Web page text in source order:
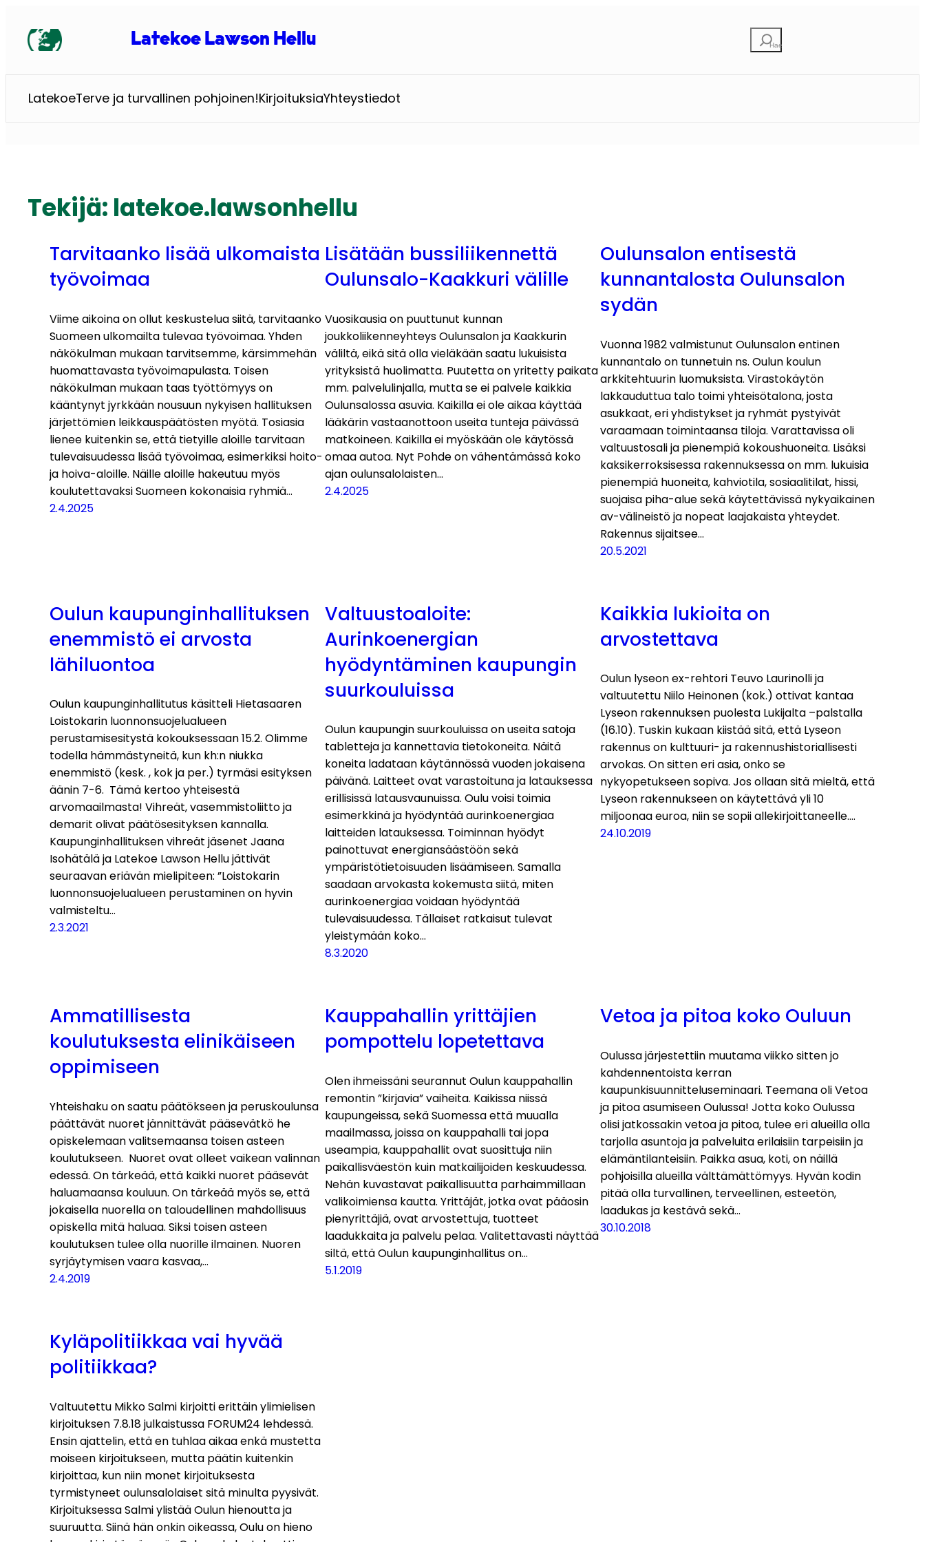
sisältöön
Latekoe Lawson Hellu Etsi
LatekoeTerve ja turvallinen pohjoinen!KirjoituksiaYhteystiedot
Tekijä: latekoe.lawsonhellu
Tarvitaanko lisää ulkomaista
työvoimaa
Viime aikoina on ollut keskustelua siitä, tarvitaanko
Suomeen ulkomailta tulevaa työvoimaa. Yhden
näkökulman mukaan tarvitsemme, kärsimmehän
huomattavasta työvoimapulasta. Toisen
näkökulman mukaan taas työttömyys on
kääntynyt jyrkkään nousuun nykyisen hallituksen
järjettömien leikkauspäätösten myötä. Tosiasia
lienee kuitenkin se, että tietyille aloille tarvitaan
tulevaisuudessa lisää työvoimaa, esimerkiksi hoito-
ja hoiva-aloille. Näille aloille hakeutuu myös
koulutettavaksi Suomeen kokonaisia ryhmiä…
2.4.2025
Lisätään bussiliikennettä
Oulunsalo-Kaakkuri välille
Vuosikausia on puuttunut kunnan
joukkoliikenneyhteys Oulunsalon ja Kaakkurin
väliltä, eikä sitä olla vieläkään saatu lukuisista
yrityksistä huolimatta. Puutetta on yritetty paikata
mm. palvelulinjalla, mutta se ei palvele kaikkia
Oulunsalossa asuvia. Kaikilla ei ole aikaa käyttää
lääkärin vastaanottoon useita tunteja päivässä
matkoineen. Kaikilla ei myöskään ole käytössä
omaa autoa. Nyt Pohde on vähentämässä koko
ajan oulunsalolaisten…
2.4.2025
Oulunsalon entisestä
kunnantalosta Oulunsalon
sydän
Vuonna 1982 valmistunut Oulunsalon entinen
kunnantalo on tunnetuin ns. Oulun koulun
arkkitehtuurin luomuksista. Virastokäytön
lakkauduttua talo toimi yhteisötalona, josta
asukkaat, eri yhdistykset ja ryhmät pystyivät
varaamaan toimintaansa tiloja. Varattavissa oli
valtuustosali ja pienempiä kokoushuoneita. Lisäksi
kaksikerroksisessa rakennuksessa on mm. lukuisia
pienempiä huoneita, kahviotila, sosiaalitilat, hissi,
suojaisa piha-alue sekä käytettävissä nykyaikainen
av-välineistö ja nopeat laajakaista yhteydet.
Rakennus sijaitsee…
20.5.2021
Oulun kaupunginhallituksen
enemmistö ei arvosta
lähiluontoa
Oulun kaupunginhallitutus käsitteli Hietasaaren
Loistokarin luonnonsuojelualueen
perustamisesitystä kokouksessaan 15.2. Olimme
todella hämmästyneitä, kun kh:n niukka
enemmistö (kesk. , kok ja per.) tyrmäsi esityksen
äänin 7-6. Tämä kertoo yhteisestä
arvomaailmasta! Vihreät, vasemmistoliitto ja
demarit olivat päätösesityksen kannalla.
Kaupunginhallituksen vihreät jäsenet Jaana
Isohätälä ja Latekoe Lawson Hellu jättivät
seuraavan eriävän mielipiteen: ”Loistokarin
luonnonsuojelualueen perustaminen on hyvin
valmisteltu…
2.3.2021
Valtuustoaloite:
Aurinkoenergian
hyödyntäminen kaupungin
suurkouluissa
Oulun kaupungin suurkouluissa on useita satoja
tabletteja ja kannettavia tietokoneita. Näitä
koneita ladataan käytännössä vuoden jokaisena
päivänä. Laitteet ovat varastoituna ja latauksessa
erillisissä latausvaunuissa. Oulu voisi toimia
esimerkkinä ja hyödyntää aurinkoenergiaa
laitteiden latauksessa. Toiminnan hyödyt
painottuvat energiansäästöön sekä
ympäristötietoisuuden lisäämiseen. Samalla
saadaan arvokasta kokemusta siitä, miten
aurinkoenergiaa voidaan hyödyntää
tulevaisuudessa. Tällaiset ratkaisut tulevat
yleistymään koko…
8.3.2020
Kaikkia lukioita on
arvostettava
Oulun lyseon ex-rehtori Teuvo Laurinolli ja
valtuutettu Niilo Heinonen (kok.) ottivat kantaa
Lyseon rakennuksen puolesta Lukijalta –palstalla
(16.10). Tuskin kukaan kiistää sitä, että Lyseon
rakennus on kulttuuri- ja rakennushistoriallisesti
arvokas. On sitten eri asia, onko se
nykyopetukseen sopiva. Jos ollaan sitä mieltä, että
Lyseon rakennukseen on käytettävä yli 10
miljoonaa euroa, niin se sopii allekirjoittaneelle.…
24.10.2019
Ammatillisesta
koulutuksesta elinikäiseen
oppimiseen
Yhteishaku on saatu päätökseen ja peruskoulunsa
päättävät nuoret jännittävät pääsevätkö he
opiskelemaan valitsemaansa toisen asteen
koulutukseen. Nuoret ovat olleet vaikean valinnan
edessä. On tärkeää, että kaikki nuoret pääsevät
haluamaansa kouluun. On tärkeää myös se, että
jokaisella nuorella on taloudellinen mahdollisuus
opiskella mitä haluaa. Siksi toisen asteen
koulutuksen tulee olla nuorille ilmainen. Nuoren
syrjäytymisen vaara kasvaa,…
2.4.2019
Kauppahallin yrittäjien
pompottelu lopetettava
Olen ihmeissäni seurannut Oulun kauppahallin
remontin ”kirjavia” vaiheita. Kaikissa niissä
kaupungeissa, sekä Suomessa että muualla
maailmassa, joissa on kauppahalli tai jopa
useampia, kauppahallit ovat suosittuja niin
paikallisväestön kuin matkailijoiden keskuudessa.
Nehän kuvastavat paikallisuutta parhaimmillaan
valikoimiensa kautta. Yrittäjät, jotka ovat pääosin
pienyrittäjiä, ovat arvostettuja, tuotteet
laadukkaita ja palvelu pelaa. Valitettavasti näyttää
siltä, että Oulun kaupunginhallitus on…
5.1.2019
Vetoa ja pitoa koko Ouluun
Oulussa järjestettiin muutama viikko sitten jo
kahdennentoista kerran
kaupunkisuunnitteluseminaari. Teemana oli Vetoa
ja pitoa asumiseen Oulussa! Jotta koko Oulussa
olisi jatkossakin vetoa ja pitoa, tulee eri alueilla olla
tarjolla asuntoja ja palveluita erilaisiin tarpeisiin ja
elämäntilanteisiin. Paikka asua, koti, on näillä
pohjoisilla alueilla välttämättömyys. Hyvän kodin
pitää olla turvallinen, terveellinen, esteetön,
laadukas ja kestävä sekä…
30.10.2018
Kyläpolitiikkaa vai hyvää
politiikkaa?
Valtuutettu Mikko Salmi kirjoitti erittäin ylimielisen
kirjoituksen 7.8.18 julkaistussa FORUM24 lehdessä.
Ensin ajattelin, että en tuhlaa aikaa enkä mustetta
moiseen kirjoitukseen, mutta päätin kuitenkin
kirjoittaa, kun niin monet kirjoituksesta
tyrmistyneet oulunsalolaiset sitä minulta pyysivät.
Kirjoituksessa Salmi ylistää Oulun hienoutta ja
suuruutta. Siinä hän onkin oikeassa, Oulu on hieno